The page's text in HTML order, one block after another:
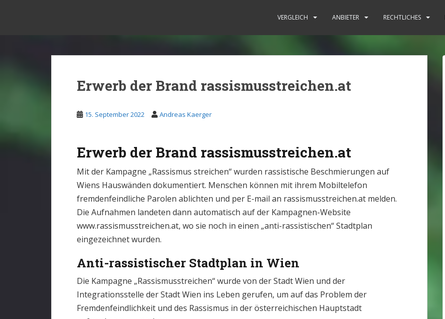
Drohnen Versicherung Österreich: Rechtliche Situation [2025]
VERGLEICH ANBIETER RECHTLICHES
Erwerb der Brand rassismusstreichen.at
15. September 2022 Andreas Kaerger
Erwerb der Brand rassismusstreichen.at
Mit der Kampagne „Rassismus streichen“ wurden rassistische Beschmierungen auf
Wiens Hauswänden dokumentiert. Menschen können mit ihrem Mobiltelefon
fremdenfeindliche Parolen ablichten und per E-mail an rassismusstreichen.at melden.
Die Aufnahmen landeten dann automatisch auf der Kampagnen-Website
www.rassismusstreichen.at, wo sie noch in einen „anti-rassistischen“ Stadtplan
eingezeichnet wurden.
Anti-rassistischer Stadtplan in Wien
Die Kampagne „Rassismusstreichen“ wurde von der Stadt Wien und der
Integrationsstelle der Stadt Wien ins Leben gerufen, um auf das Problem der
Fremdenfeindlichkeit und des Rassismus in der österreichischen Hauptstadt